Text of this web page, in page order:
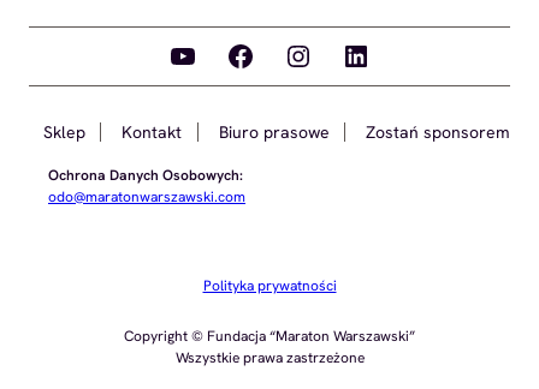
YouTube Facebook Instagram LinkedIn
Sklep Kontakt Biuro prasowe Zostań sponsorem
Ochrona Danych Osobowych:
odo@maratonwarszawski.com
Polityka prywatności
Copyright © Fundacja “Maraton Warszawski”
Wszystkie prawa zastrzeżone